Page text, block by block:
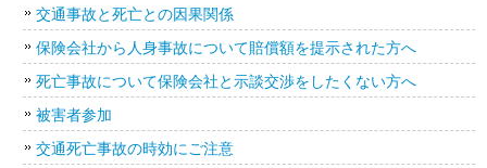
交通事故と死亡との因果関係
保険会社から人身事故について賠償額を提示された方へ
死亡事故について保険会社と示談交渉をしたくない方へ
被害者参加
交通死亡事故の時効にご注意